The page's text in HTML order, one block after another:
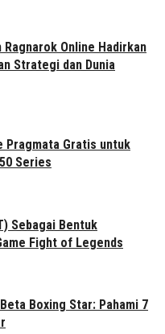
Ragnarok Online Hadirkan
Strategi dan Dunia
Pragmata Gratis untuk
Series
Sebagai Bentuk
Fight of Legends
Boxing Star: Pahami 7